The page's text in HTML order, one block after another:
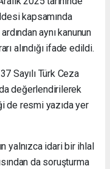
kapsamında
aynı kanunun
alındığı ifade edildi.
Sayılı Türk Ceza
değerlendirilerek
de resmi yazıda yer
yalnızca idari bir ihlal
da soruşturma